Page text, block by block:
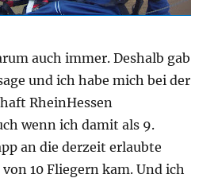
auch immer. Deshalb gab
und ich habe mich bei der
RheinHessen
wenn ich damit als 9.
an die derzeit erlaubte
10 Fliegern kam. Und ich